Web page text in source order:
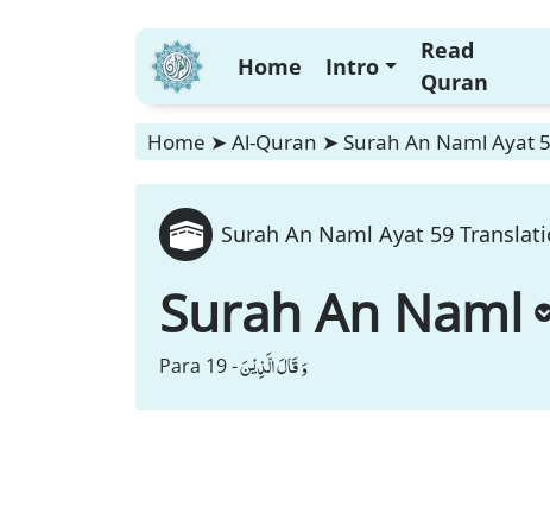
Home Intro
Read
Quran
Home ➤ Al-Quran ➤ Surah An Naml Ayat
Surah An Naml Ayat 59
Surah An Naml
Para 19 -وَ قَالَ الَّذِیْنَ